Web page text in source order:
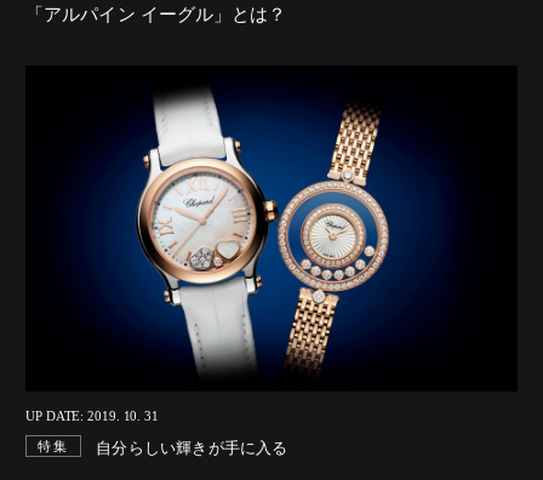
「アルパイン イーグル」とは？
UP DATE: 2019. 10. 31
特集 自分らしい輝きが手に入る